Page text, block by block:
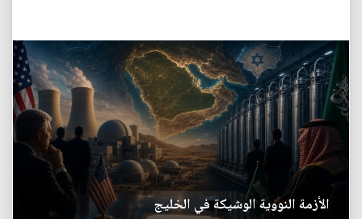
الأزمة النووية الوشيكة في الخليج